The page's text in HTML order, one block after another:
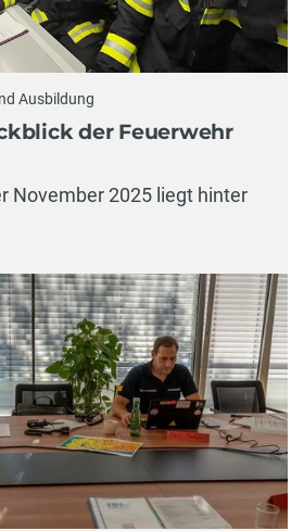
Ausbildung
der Feuerwehr
November 2025 liegt hinter